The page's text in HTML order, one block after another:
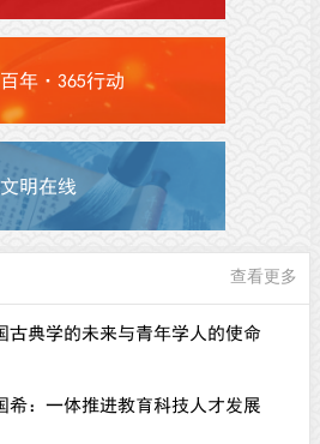
年·365行动
明在线
查看更多
古典学的未来与青年学人的使命
希：一体推进教育科技人才发展